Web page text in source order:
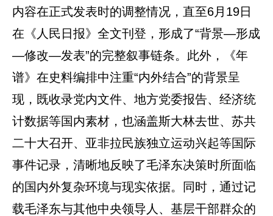
内容在正式发表时的调整情况，直至6月19日
在《人民日报》全文刊登，形成了“背景—形成
—修改—发表”的完整叙事链条。此外，《年
谱》在史料编排中注重“内外结合”的背景呈
现，既收录党内文件、地方党委报告、经济统
计数据等国内素材，也涵盖斯大林去世、苏共
二十大召开、亚非拉民族独立运动兴起等国际
事件记录，清晰地反映了毛泽东决策时所面临
的国内外复杂环境与现实依据。同时，通过记
载毛泽东与其他中央领导人、基层干部群众的